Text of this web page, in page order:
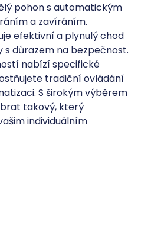
pohon s automatickým
a zavíráním.
efektivní a plynulý chod
s důrazem na bezpečnost.
nabízí specifické
tradiční ovládání
S širokým výběrem
takový, který
individuálním